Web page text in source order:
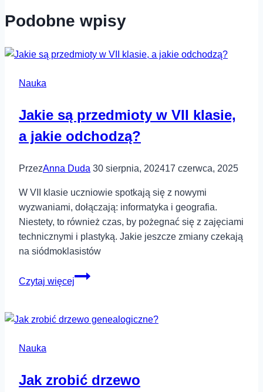
Podobne wpisy
Nauka
Jakie są przedmioty w VII klasie,
a jakie odchodzą?
PrzezAnna Duda 30 sierpnia, 202417 czerwca, 2025
W VII klasie uczniowie spotkają się z nowymi
wyzwaniami, dołączają: informatyka i geografia.
Niestety, to również czas, by pożegnać się z zajęciami
technicznymi i plastyką. Jakie jeszcze zmiany czekają
na siódmoklasistów
Czytaj więcej
Jakie
w
jakie
Nauka
Jak zrobić drzewo